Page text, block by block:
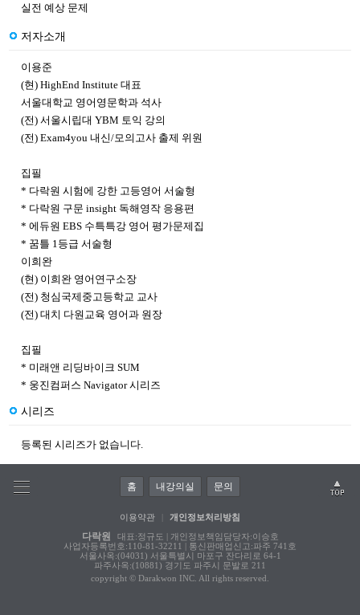
실전 예상 문제
저자소개
이용준
(현) HighEnd Institute 대표
서울대학교 영어영문학과 석사
(전) 서울시립대 YBM 토익 강의
(전) Exam4you 내신/모의고사 출제 위원
집필
* 다락원 시험에 강한 고등영어 서술형
* 다락원 구문 insight 독해영작 응용편
* 에듀원 EBS 수특특강 영어 평가문제집
* 꿈틀 1등급 서술형
이희완
(현) 이희완 영어연구소장
(전) 청심국제중고등학교 교사
(전) 대치 다원교육 영어과 원장
집필
* 미래앤 리딩바이크 SUM
* 웅진컴퍼스 Navigator 시리즈
시리즈
등록된 시리즈가 없습니다.
홈 내강의실 문의
이용약관 개인정보처리방침
다락원
대표:정규도 | 개인정보책임담당자:이승호
사업자등록번호:110-81-32211 | 통신판매업신고:파주 741호
서울사옥:(04031) 서울특별시 마포구 잔다리로 64-1
파주사옥:(10881) 경기도 파주시 문발로 211
copyright © Darakwon INC. All rights reserved.